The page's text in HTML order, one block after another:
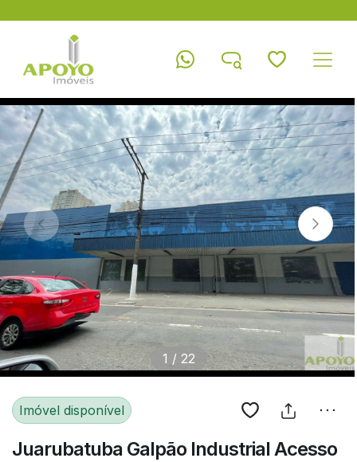
1 / 22
Imóvel disponível
Juarubatuba Galpão Industrial Acesso